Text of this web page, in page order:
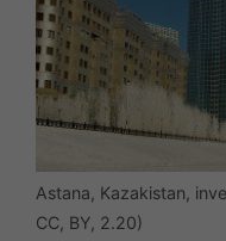
Astana, Kazakistan,
CC, BY, 2.20)